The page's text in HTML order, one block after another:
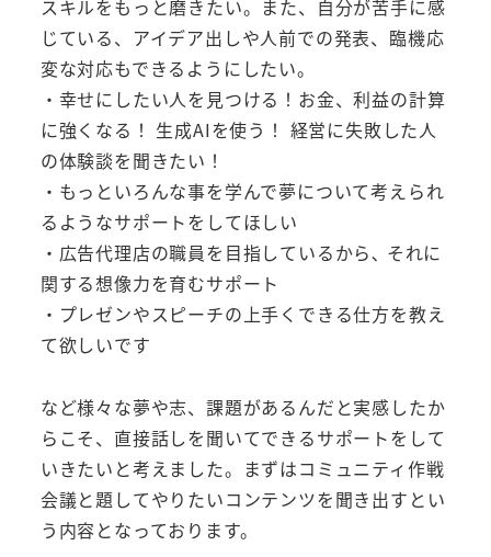
スキルをもっと磨きたい。また、自分が苦手に感
じている、アイデア出しや人前での発表、臨機応
変な対応もできるようにしたい。
・幸せにしたい人を見つける！お金、利益の計算
に強くなる！ 生成AIを使う！ 経営に失敗した人
の体験談を聞きたい！
・もっといろんな事を学んで夢について考えられ
るようなサポートをしてほしい
・広告代理店の職員を目指しているから､ それに
関する想像力を育むサポート
・プレゼンやスピーチの上手くできる仕方を教え
て欲しいです
など様々な夢や志、課題があるんだと実感したか
らこそ、直接話しを聞いてできるサポートをして
いきたいと考えました。まずはコミュニティ作戦
会議と題してやりたいコンテンツを聞き出すとい
う内容となっております。